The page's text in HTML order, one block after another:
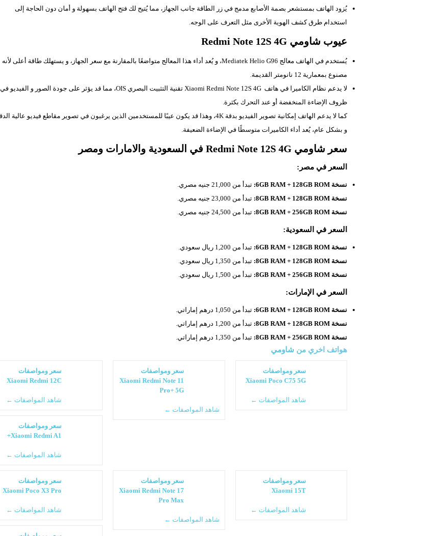
يُزود الهاتف بمستشعر بصمة الأصابع مدمج في زر الطاقة جانب الجهاز، مما يُتيح لك فتح الهاتف بسهولة و أمان دون الحاجة إلى
استخدام طرق كشف الهوية الأخرى مثل التعرف على الوجه.
عيوب شاومي Redmi Note 12S 4G
يُستخدم في الهاتف معالج Mediatek Helio G96، و يُعد أداء هذا المعالج متواضعًا بالمقارنة مع سعر الجهاز، و يستهلك طاقة أعلى لأنه
مصنوع بمعمارية 12 نانومتر القديمة.
لا يدعم نظام الكاميرا في هاتف Xiaomi Redmi Note 12S 4G تقنية التثبيت البصري OIS، مما قد يؤثر على جودة الصور و الفيديو في
ظروف الإضاءة المنخفضة أو عند التحرك بكثرة.
كما لا يدعم الهاتف إمكانية تصوير الفيديو بدقة 4K، وهذا قد يكون عيبًا للمستخدمين الذين يرغبون في تصوير مقاطع فيديو عالية الدقة.
و بشكل عام، يُعد أداء الكاميرات متوسطًا في الإضاءة الضعيفة.
سعر شاومي Redmi Note 12S 4G في السعودية والامارات ومصر
السعر في مصر:
نسخة 6GB RAM + 128GB ROM:
تبدأ من 21,000 جنيه مصري.
نسخة 8GB RAM + 128GB ROM:
تبدأ من 23,000 جنيه مصري.
نسخة 8GB RAM + 256GB ROM:
تبدأ من 24,500 جنيه مصري.
السعر في السعودية:
نسخة 6GB RAM + 128GB ROM:
تبدأ من 1,200 ريال سعودي.
نسخة 8GB RAM + 128GB ROM:
تبدأ من 1,350 ريال سعودي.
نسخة 8GB RAM + 256GB ROM:
تبدأ من 1,500 ريال سعودي.
السعر في الإمارات:
نسخة 6GB RAM + 128GB ROM:
تبدأ من 1,050 درهم إماراتي.
نسخة 8GB RAM + 128GB ROM:
تبدأ من 1,200 درهم إماراتي.
نسخة 8GB RAM + 256GB ROM:
تبدأ من 1,350 درهم إماراتي.
هواتف اخري من شاومي
سعر ومواصفات
Xiaomi Poco C75 5G
شاهد المواصفات ←
سعر ومواصفات
Xiaomi Redmi Note 11
Pro+ 5G
شاهد المواصفات ←
سعر ومواصفات
Xiaomi Redmi 12C
شاهد المواصفات ←
سعر ومواصفات
Xiaomi Redmi A1+
شاهد المواصفات ←
سعر ومواصفات
Xiaomi 15T
شاهد المواصفات ←
سعر ومواصفات
Xiaomi Redmi Note 17
Pro Max
شاهد المواصفات ←
سعر ومواصفات
Xiaomi Poco X3 Pro
شاهد المواصفات ←